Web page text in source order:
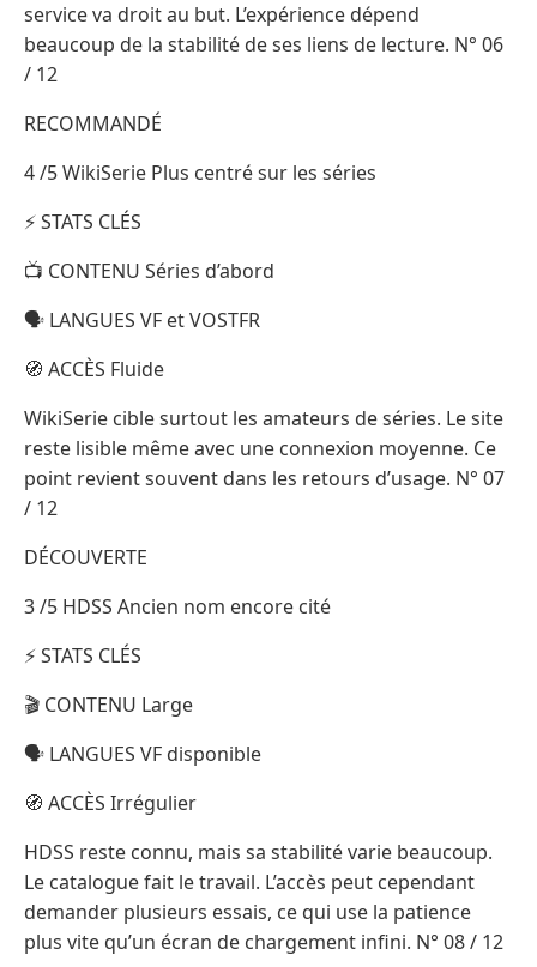
service va droit au but. L’expérience dépend
beaucoup de la stabilité de ses liens de lecture. N° 06
/ 12
RECOMMANDÉ
4 /5 WikiSerie Plus centré sur les séries
⚡ STATS CLÉS
📺 CONTENU Séries d’abord
🗣️ LANGUES VF et VOSTFR
🧭 ACCÈS Fluide
WikiSerie cible surtout les amateurs de séries. Le site
reste lisible même avec une connexion moyenne. Ce
point revient souvent dans les retours d’usage. N° 07
/ 12
DÉCOUVERTE
3 /5 HDSS Ancien nom encore cité
⚡ STATS CLÉS
🎬 CONTENU Large
🗣️ LANGUES VF disponible
🧭 ACCÈS Irrégulier
HDSS reste connu, mais sa stabilité varie beaucoup.
Le catalogue fait le travail. L’accès peut cependant
demander plusieurs essais, ce qui use la patience
plus vite qu’un écran de chargement infini. N° 08 / 12